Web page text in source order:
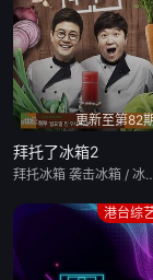
更新至第82
拜托了冰箱2
拜托冰箱 袭击冰
港台综